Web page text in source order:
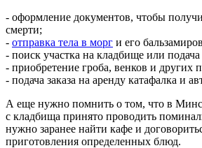
- оформление документов, чтобы
смерти;
- отправка тела в морг и его
- поиск участка на кладбище или
- приобретение гроба, венков и других
- подача заказа на аренду катафалка и
А еще нужно помнить о том, что в
с кладбища принято проводить
нужно заранее найти кафе и
приготовления определенных блюд.